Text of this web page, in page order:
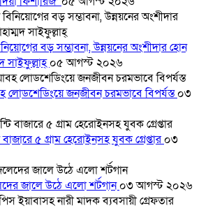
বড় সম্ভাবনা, উন্নয়নের অংশীদার হোন
সাইফুল্লাহ্০৫ আগস্ট ২০২৬
লোডশেডিংয়ে জনজীবন চরমভাবে বিপর্যস্ত০৩
৫ গ্রাম হেরোইনসহ যুবক গ্রেপ্তার০৩
জালে উঠে এলো শর্টগান০৩ আগস্ট ২০২৬